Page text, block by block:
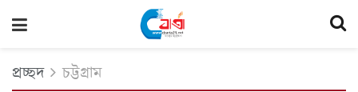
প্রচ্ছদ চট্টগ্রাম